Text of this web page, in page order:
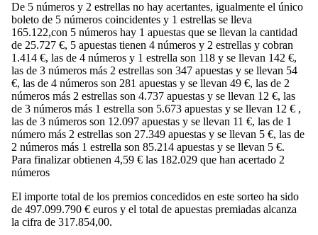
De 5 números y 2 estrellas no hay acertantes, igualmente el único
boleto de 5 números coincidentes y 1 estrellas se lleva
165.122,con 5 números hay 1 apuestas que se llevan la cantidad
de 25.727 €, 5 apuestas tienen 4 números y 2 estrellas y cobran
1.414 €, las de 4 números y 1 estrella son 118 y se llevan 142 €,
las de 3 números más 2 estrellas son 347 apuestas y se llevan 54
€, las de 4 números son 281 apuestas y se llevan 49 €, las de 2
números más 2 estrellas son 4.737 apuestas y se llevan 12 €, las
de 3 números más 1 estrella son 5.673 apuestas y se llevan 12 € ,
las de 3 números son 12.097 apuestas y se llevan 11 €, las de 1
número más 2 estrellas son 27.349 apuestas y se llevan 5 €, las de
2 números más 1 estrella son 85.214 apuestas y se llevan 5 €.
Para finalizar obtienen 4,59 € las 182.029 que han acertado 2
números
El importe total de los premios concedidos en este sorteo ha sido
de 497.099.790 € euros y el total de apuestas premiadas alcanza
la cifra de 317.854,00.